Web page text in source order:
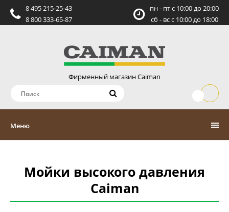
8 495 215-25-43
8 800 333-65-87
пн - пт c 10:00 до 20:00
сб - вс c 10:00 до 18:00
Фирменный магазин Caiman
Меню
Мойки высокого давления
Caiman